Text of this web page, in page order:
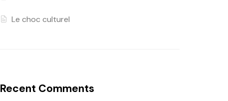
Le choc culturel
Recent Comments